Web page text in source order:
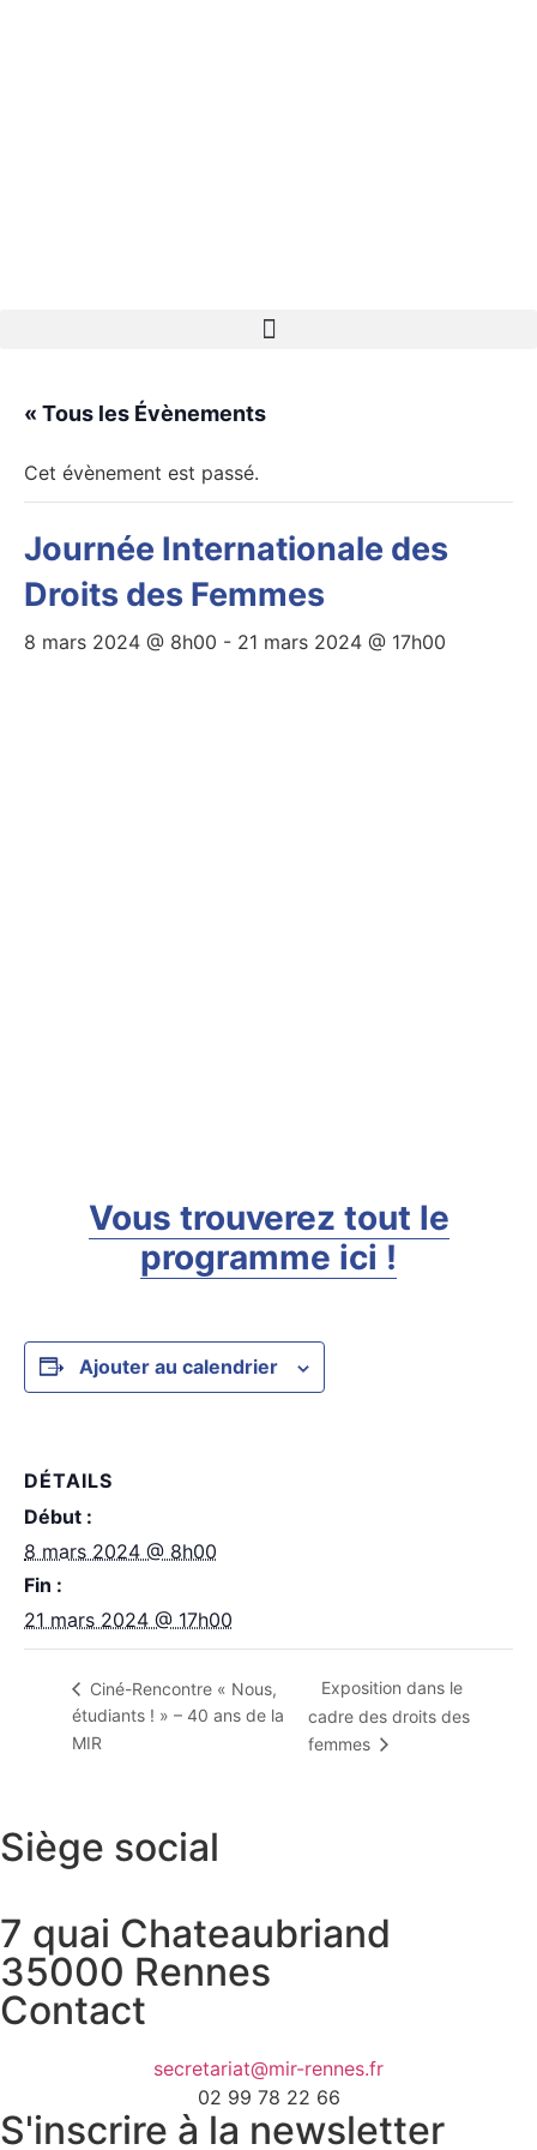
« Tous les Évènements
Cet évènement est passé.
Journée Internationale des
Droits des Femmes
8 mars 2024 @ 8h00 - 21 mars 2024 @ 17h00
Vous trouverez tout le
programme ici !
Ajouter au calendrier
DÉTAILS
Début :
8 mars 2024 @ 8h00
Fin :
21 mars 2024 @ 17h00
Ciné-Rencontre « Nous,
étudiants ! » – 40 ans de la
MIR
Exposition dans le
cadre des droits des
femmes
Siège social
7 quai Chateaubriand
35000 Rennes
Contact
secretariat@mir-rennes.fr
02 99 78 22 66
S'inscrire à la newsletter